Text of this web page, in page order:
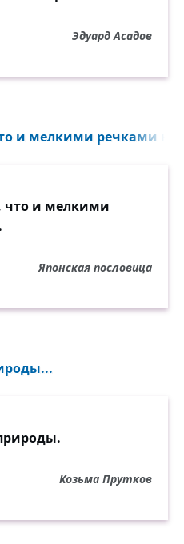
Эдуард Асадов
и мелкими речками не
что и мелкими
Японская пословица
Козьма Прутков